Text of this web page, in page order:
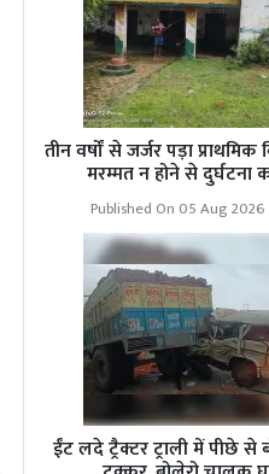
तीन वर्षों से जर्जर पड़ा
मरम्मत न होने से दुर्घटना
Published On 05 Aug 2026
ईंट लदे ट्रैक्टर ट्राली में पीछे से